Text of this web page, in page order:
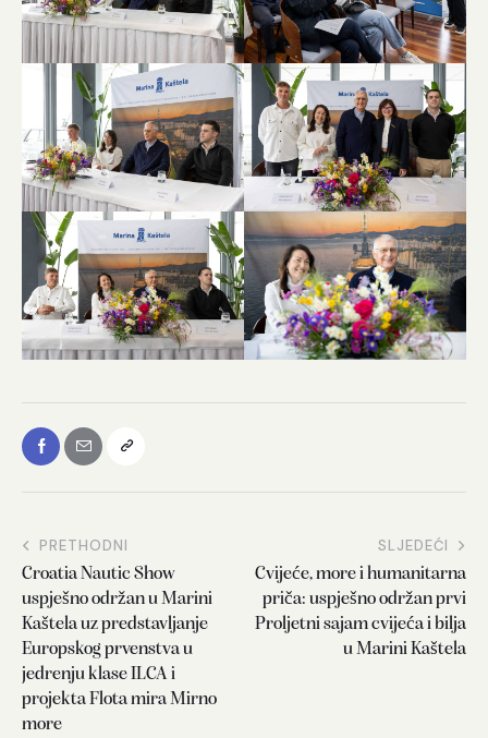
PRETHODNI
Croatia Nautic Show
uspješno održan u Marini
Kaštela uz predstavljanje
Europskog prvenstva u
jedrenju klase ILCA i
projekta Flota mira Mirno
more
SLJEDEĆI
Cvijeće, more i humanitarna
priča: uspješno održan prvi
Proljetni sajam cvijeća i bilja
u Marini Kaštela